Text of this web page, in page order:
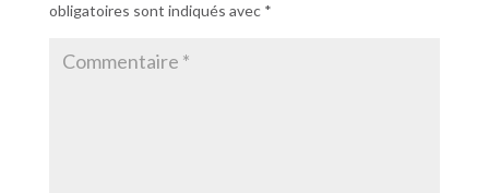
obligatoires sont indiqués avec *